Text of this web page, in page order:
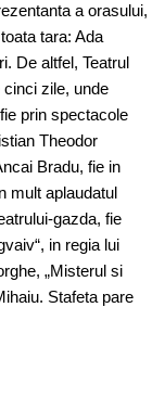
a orasului,
tara: Ada
De altfel, Teatrul
cinci zile, unde
prin spectacole
Theodor
Bradu, fie in
mult aplaudatul
gazda, fie
in regia lui
„Misterul si
Stafeta pare